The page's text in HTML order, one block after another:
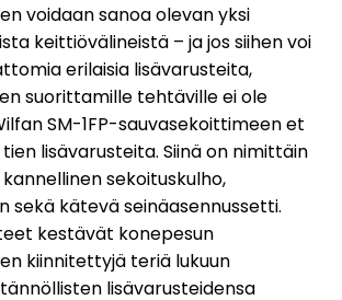
voidaan sanoa olevan yksi
keittiövälineistä – ja jos siihen voi
erilaisia ​​lisävarusteita,
suorittamille tehtäville ei ole
SM-1FP-sauvasekoittimeen et
lisävarusteita. Siinä on nimittäin
sekoituskulho,
sekä kätevä seinäasennussetti.
kestävät konepesun
kiinnitettyjä teriä lukuun
lisävarusteidensa